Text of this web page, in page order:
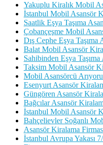
Yakuplu Kiralık Mobil
İstanbul Mobil Asansör
Saatlik Eşya Taşıma
Çobançeşme Mobil
Dış Cephe Eşya
Balat Mobil Asansör
Sahibinden Eşya
Taksim Mobil Asansör
Mobil Asansörcü
Esenyurt Asansör
Güngören Asansör
Bağcılar Asansör
İstanbul Mobil Asansör
Bahçelievler Soğanlı
Asansör Kiralama
İstanbul Avrupa Yakası